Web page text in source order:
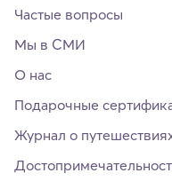
Частые вопросы
Мы в СМИ
О нас
Подарочные
Журнал о